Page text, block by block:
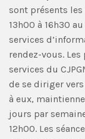
sont présents
13h00 à 16h30
services
rendez-vous.
services du
de se diriger vers
à eux,
jours par
12h00. Les